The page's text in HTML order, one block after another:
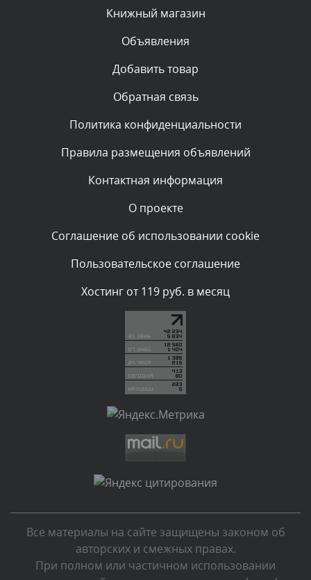
Комментарий проверяется
администратором.
Комментарий проверяется
администратором.
Комментарий проверяется
администратором.
Комментарий проверяется
Текст комментария будет виден после проверки
Комментарий проверяется
Текст комментария будет виден после проверки
администратором.
Текст комментария будет виден после проверки
администратором.
Комментарий проверяется
Текст комментария будет виден после проверки
администратором.
Книжный магазин
Объявления
Добавить товар
Обратная связь
Политика конфиденциальности
Правила размещения объявлений
Контактная информация
О проекте
Соглашение об использовании cookie
Пользовательское соглашение
Хостинг от 119 руб. в месяц
Все материалы на сайте защищены законом об
авторских и смежных правах.
При полном или частичном использовании